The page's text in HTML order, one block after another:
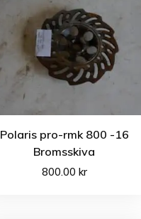
Polaris pro-rmk 800 -16
Bromsskiva
800.00 kr